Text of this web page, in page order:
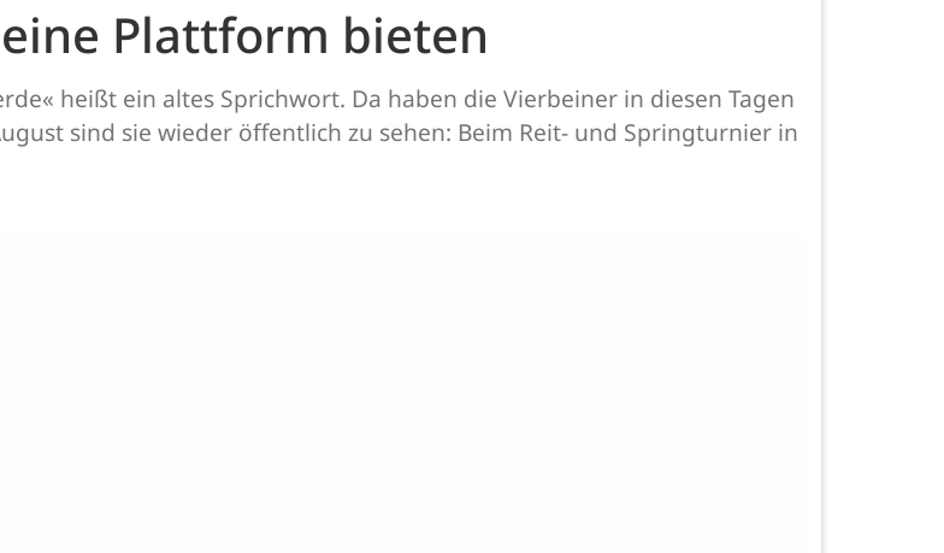
Plattform bieten
heißt ein altes Sprichwort. Da haben die Vierbeiner in diesen Tagen
sind sie wieder öffentlich zu sehen: Beim Reit- und Springturnier in